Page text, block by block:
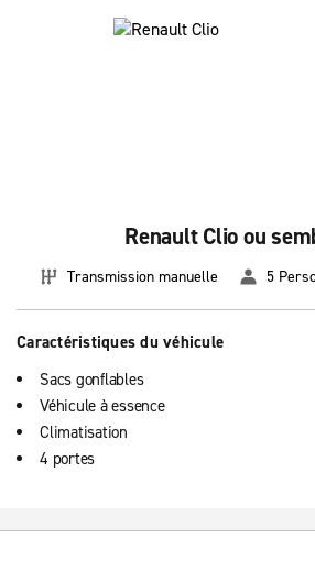
Renault Clio ou
Transmission manuelle 5
Caractéristiques du véhicule
Sacs gonflables
Véhicule à essence
Climatisation
4 portes